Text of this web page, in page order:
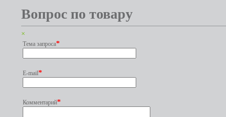
Вопрос по товару
×
Тема запроса*
E-mail*
Комментарий*